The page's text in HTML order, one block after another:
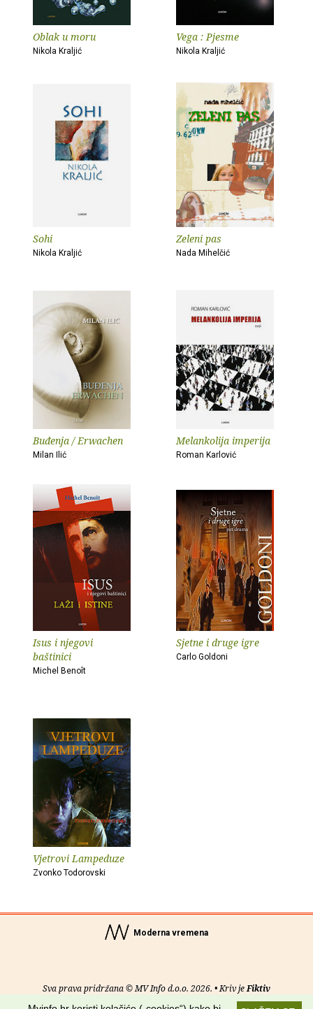
Oblak u moru
Nikola Kraljić
Vega : Pjesme
Nikola Kraljić
Sohi
Nikola Kraljić
Zeleni pas
Nada Mihelčić
Buđenja / Erwachen
Milan Ilić
Melankolija imperija
Roman Karlović
Isus i njegovi
baštinici
Michel Benoît
Sjetne i druge igre
Carlo Goldoni
Vjetrovi Lampeduze
Zvonko Todorovski
Moderna vremena
Sva prava pridržana © MV Info d.o.o. 2026. • Kriv jeFiktiv